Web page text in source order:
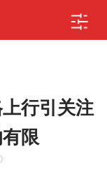
行引关注
限